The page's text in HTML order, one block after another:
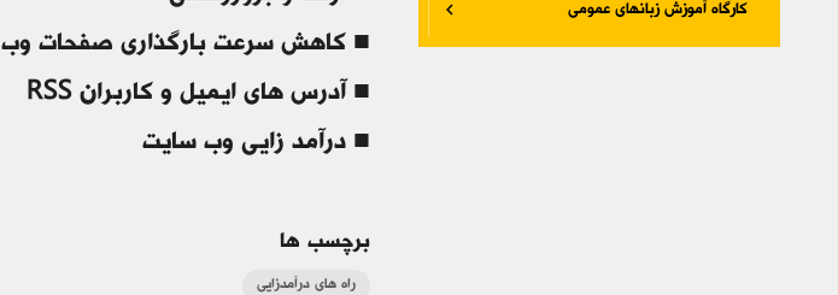
کارگاه آموزش زبانهای عمومی
■ کاهش سرعت بارگذاری صفحات وب
■ آدرس های ایمیل و کاربران RSS
■ درآمد زایی وب سایت
برچسب ها
راه های درآمدزایی